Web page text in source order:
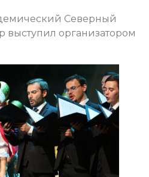
Северный
выступил организатором